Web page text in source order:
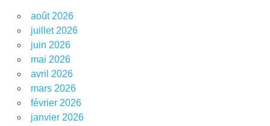
août 2026
juillet 2026
juin 2026
mai 2026
avril 2026
mars 2026
février 2026
janvier 2026